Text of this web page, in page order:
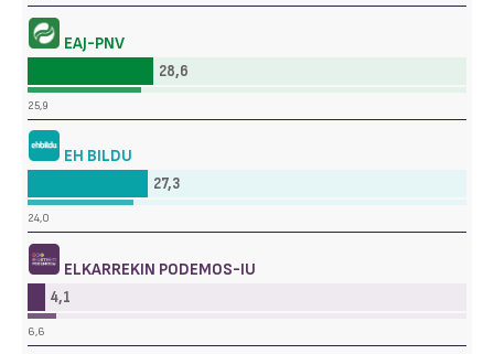
EAJ-PNV
28,6
25,9
EH BILDU
27,3
24,0
ELKARREKIN PODEMOS-IU
4,1
6,6